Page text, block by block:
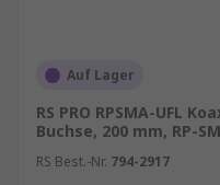
Auf Lager
RS PRO RPSMA-UFL
Buchse, 200 mm, RP-
RS Best.-Nr. 794-2917